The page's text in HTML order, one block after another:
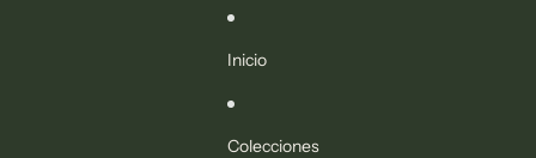
Inicio
Colecciones